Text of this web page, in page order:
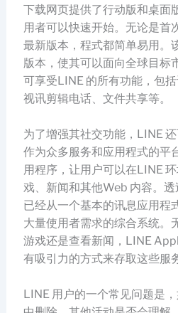
下载网页提供了行动版和桌面
用者可以快速开始。无论是首
最新版本，程式都简单易用。
版本，使其可以面向全球目标
可享受LINE 的所有功能，包括
视讯剪辑电话、文件共享等。
为了增强其社交功能，LINE
作为众多服务和应用程式的平
用程序，让用户可以在LINE
戏、新闻和其他Web 内容。
已经从一个基本的讯息应用程
大量使用者需求的综合系统。
游戏还是查看新闻，LINE
有吸引力的方式来存取这些服务
LINE 用户的一个常见问题是